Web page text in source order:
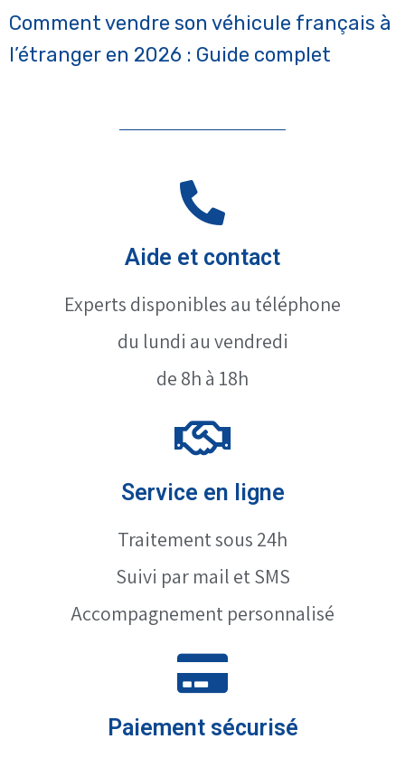
Comment vendre son véhicule français à
l’étranger en 2026 : Guide complet
Aide et contact
Experts disponibles au téléphone
du lundi au vendredi
de 8h à 18h
Service en ligne
Traitement sous 24h
Suivi par mail et SMS
Accompagnement personnalisé
Paiement sécurisé